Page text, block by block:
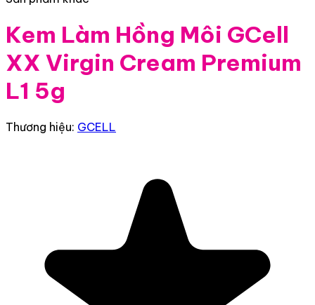
Kem Làm Hồng Môi GCell
XX Virgin Cream Premium
L1 5g
Thương hiệu: GCELL